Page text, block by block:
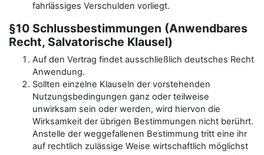
fahrlässiges Verschulden vorliegt.
§10 Schlussbestimmungen (Anwendbares
Recht, Salvatorische Klausel)
Auf den Vertrag findet ausschließlich deutsches Recht
Anwendung.
Sollten einzelne Klauseln der vorstehenden
Nutzungsbedingungen ganz oder teilweise
unwirksam sein oder werden, wird hiervon die
Wirksamkeit der übrigen Bestimmungen nicht berührt.
Anstelle der weggefallenen Bestimmung tritt eine ihr
auf rechtlich zulässige Weise wirtschaftlich möglichst